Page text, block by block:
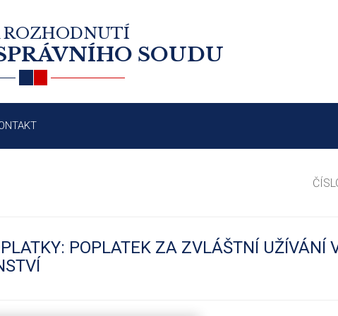
ROZHODNUTÍ
SOUDU
POPLATEK ZA ZVLÁŠTNÍ UŽÍVÁNÍ